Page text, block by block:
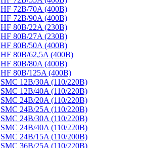
HF 72B/70A (400B)
HF 72B/90A (400B)
HF 80B/22A (230B)
HF 80B/27A (230B)
HF 80B/50A (400B)
HF 80B/62,5A (400B)
HF 80B/80A (400B)
HF 80B/125A (400B)
SMC 12B/30A (110/220B)
SMC 12B/40A (110/220B)
SMC 24B/20A (110/220B)
SMC 24B/25A (110/220B)
SMC 24B/30A (110/220B)
SMC 24B/40A (110/220B)
SMC 24B/15A (110/200B)
SMC 36B/25A (110/220B)